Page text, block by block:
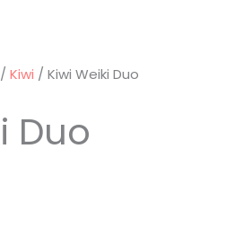
/Kiwi / Kiwi Weiki Duo
Duo